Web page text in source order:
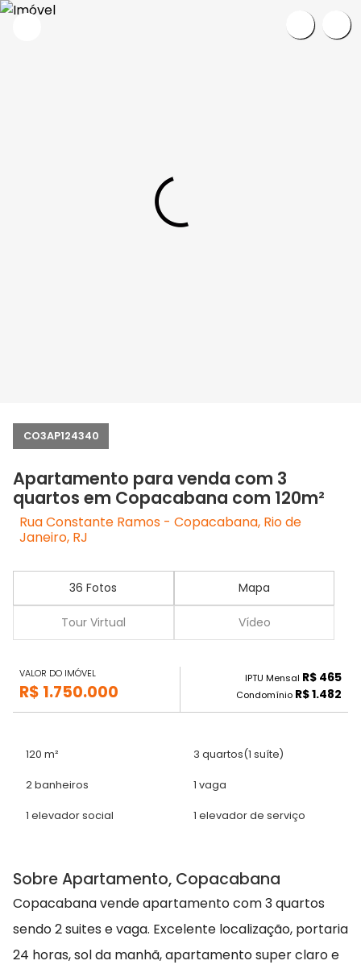
CO3AP124340
Apartamento para venda com 3
quartos em Copacabana com 120m²
Rua Constante Ramos - Copacabana, Rio de
Janeiro, RJ
36 Fotos Mapa
Tour Virtual Vídeo
VALOR DO IMÓVEL
R$ 1.750.000
IPTU Mensal R$ 465
Condomínio R$ 1.482
120 m² 3 quartos(1 suíte)
2 banheiros 1 vaga
1 elevador social 1 elevador de serviço
Sobre Apartamento, Copacabana
Copacabana vende apartamento com 3 quartos
sendo 2 suites e vaga. Excelente localização, portaria
24 horas, sol da manhã, apartamento super claro e